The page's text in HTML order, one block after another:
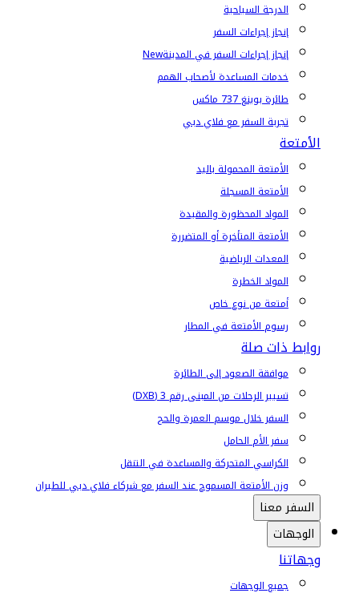
الدرجة السياحية
إنجاز إجراءات السفر
إنجاز إجراءات السفر في المدينةNew
خدمات المساعدة لأصحاب الهمم
طائرة بوينغ 737 ماكس
تجربة السفر مع فلاي دبي
الأمتعة
الأمتعة المحمولة باليد
الأمتعة المسجلة
المواد المحظورة والمقيدة
الأمتعة المتأخرة أو المتضررة
المعدات الرياضية
المواد الخطرة
أمتعة من نوع خاص
رسوم الأمتعة في المطار
روابط ذات صلة
موافقة الصعود إلى الطائرة
تسيير الرحلات من المبنى رقم 3 (DXB)
السفر خلال موسم العمرة والحج
سفر الأم الحامل
الكراسي المتحركة والمساعدة في التنقل
وزن الأمتعة المسموح عند السفر مع شركاء فلاي دبي للطيران
السفر معنا
الوجهات
وجهاتنا
جميع الوجهات